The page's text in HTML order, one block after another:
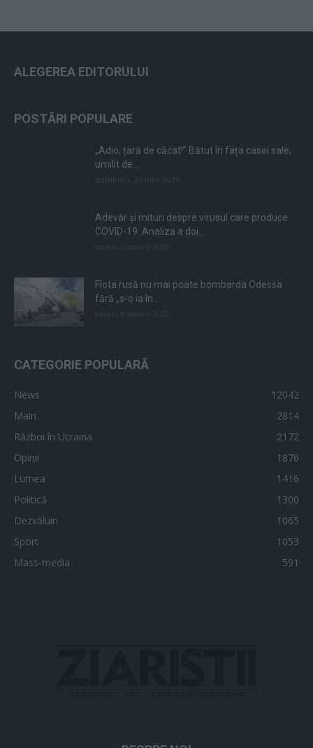
ALEGEREA EDITORULUI
POSTĂRI POPULARE
„Adio, țară de căcat!” Bătut în fața casei sale,
umilit de...
Adevăr și mituri despre virusul care produce
COVID-19. Analiza a doi...
Flota rusă nu mai poate bombarda Odessa
fără „s-o ia în...
CATEGORIE POPULARĂ
News
12042
Main
2814
Război în Ucraina
2172
Opinii
1876
Lumea
1416
Politică
1300
Dezvăluiri
1065
Sport
1053
Mass-media
591